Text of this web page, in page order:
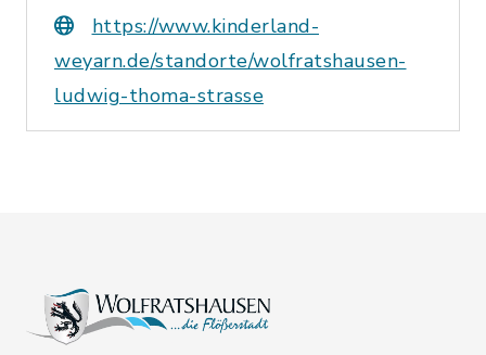
https://www.kinderland-
weyarn.de/standorte/wolfratshausen-
ludwig-thoma-strasse